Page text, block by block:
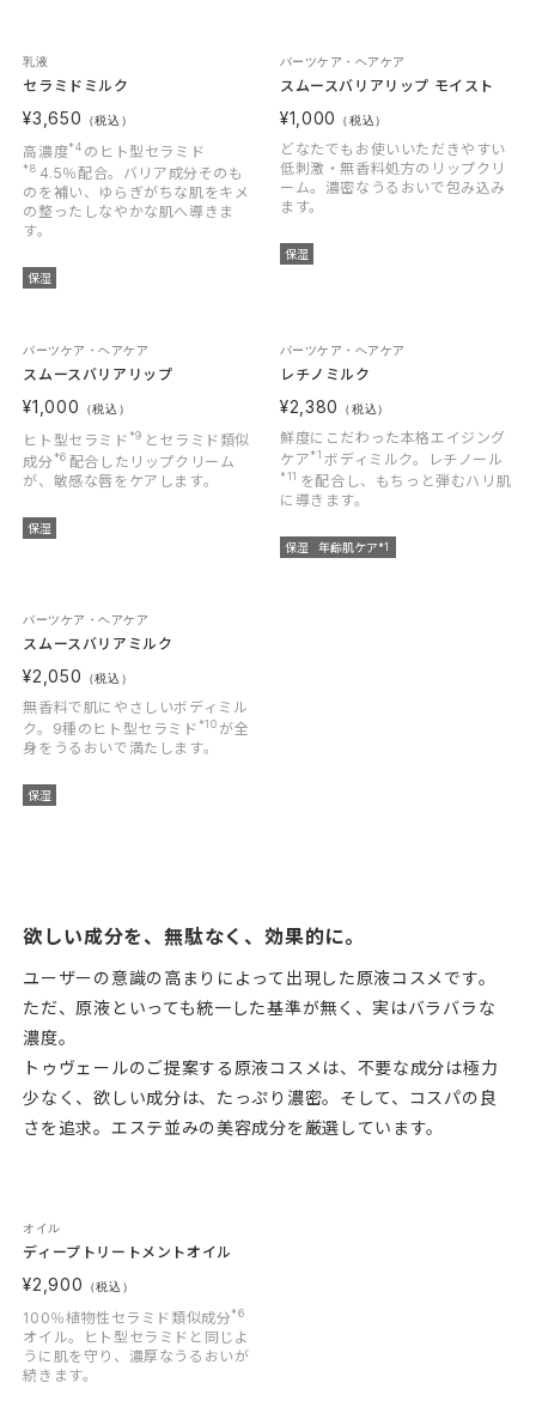
セラミドミルク
乳液
¥3,650 （税込）
高濃度*4 のヒト型セラミド
*8 4.5％配合。バリア成分そのも
のを補い、ゆらぎがちな肌をキメ
の整ったしなやかな肌へ導きま
す。
保湿
スムースバリアリップ モイスト
パーツケア・ヘアケア
¥1,000 （税込）
どなたでもお使いいただきやすい
低刺激・無香料処方のリップクリ
ーム。濃密なうるおいで包み込み
ます。
保湿
スムースバリアリップ
パーツケア・ヘアケア
¥1,000 （税込）
ヒト型セラミド *9 とセラミド類似
成分*6 配合したリップクリーム
が、敏感な唇をケアします。
保湿
レチノミルク
パーツケア・ヘアケア
¥2,380 （税込）
鮮度にこだわった本格エイジング
ケア*1 ボディミルク。レチノール
*11 を配合し、もちっと弾むハリ肌
に導きます。
保湿 年齢肌ケア*1
スムースバリアミルク
パーツケア・ヘアケア
¥2,050 （税込）
無香料で肌にやさしいボディミル
ク。9種のヒト型セラミド *10 が全
身をうるおいで満たします。
保湿
欲しい成分を、無駄なく、効果的に。
ユーザーの意識の高まりによって出現した原液コスメです。
ただ、原液といっても統一した基準が無く、実はバラバラな
濃度。
トゥヴェールのご提案する原液コスメは、不要な成分は極力
少なく、欲しい成分は、たっぷり濃密。そして、コスパの良
さを追求。エステ並みの美容成分を厳選しています。
ディープトリートメントオイル
オイル
¥2,900 （税込）
100％植物性セラミド類似成分*6
オイル。ヒト型セラミドと同じよ
うに肌を守り、濃厚なうるおいが
続きます。